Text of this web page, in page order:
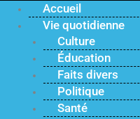
Accueil
Vie quotidienne
Culture
Éducation
Faits divers
Politique
Santé